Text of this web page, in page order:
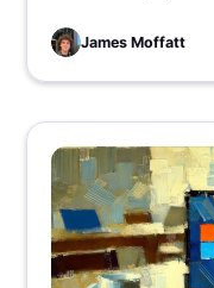
breves
conversaciones
empresa.
James Moffatt